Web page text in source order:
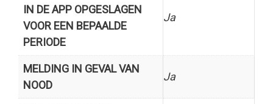
IN DE APP OPGESLAGEN
VOOR EEN BEPAALDE
PERIODE
Ja
MELDING IN GEVAL VAN
NOOD
Ja